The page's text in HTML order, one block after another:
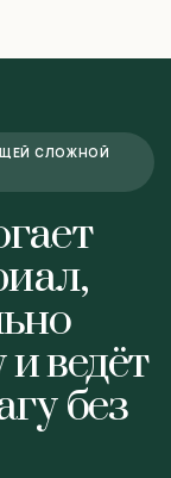
СЛОЖНОЙ
ведёт
без